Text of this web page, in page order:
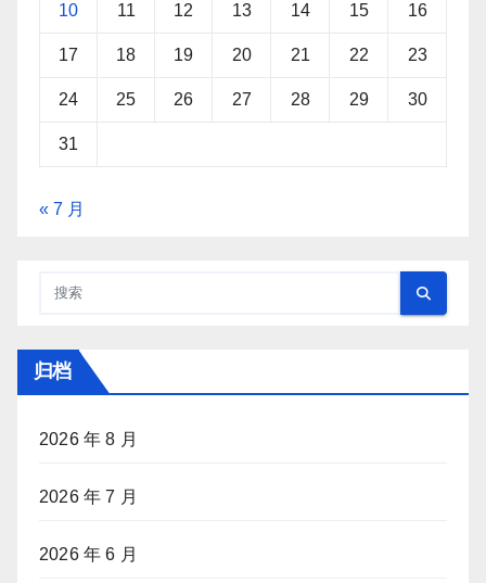
10 11 12 13 14 15 16
17 18 19 20 21 22 23
24 25 26 27 28 29 30
31
« 7 月
归档
2026 年 8 月
2026 年 7 月
2026 年 6 月